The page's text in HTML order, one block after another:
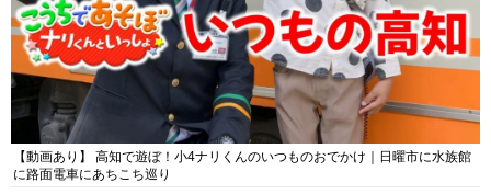
【動画あり】 高知で遊ぼ！小4ナリくんのいつものおでかけ｜日曜市に水族館
に路面電車にあちこち巡り